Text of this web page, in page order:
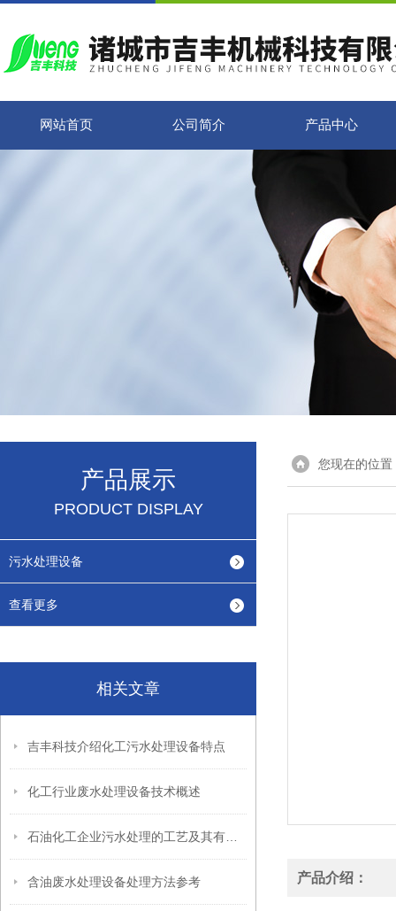
网站首页 公司简介 产品中心
产品展示
PRODUCT DISPLAY
污水处理设备
查看更多
相关文章
吉丰科技介绍化工污水处理设备特点
化工行业废水处理设备技术概述
含油废水处理设备处理方法参考
您现在的位置
产品介绍：